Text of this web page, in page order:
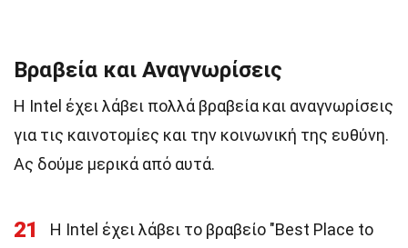
Βραβεία και Αναγνωρίσεις
Η Intel έχει λάβει πολλά βραβεία και αναγνωρίσεις
για τις καινοτομίες και την κοινωνική της ευθύνη.
Ας δούμε μερικά από αυτά.
21
Η Intel έχει λάβει το βραβείο "Best Place to